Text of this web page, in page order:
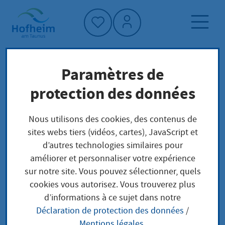
Accueil"
Page d'accueil
Trouver un service
Structure administrative
Wirtschaftsförderung
Wirtschaftsförderung
Anschrift
Paramètres de
protection des données
Nous utilisons des cookies, des contenus de
sites webs tiers (vidéos, cartes), JavaScript et
d’autres technologies similaires pour
améliorer et personnaliser votre expérience
sur notre site. Vous pouvez sélectionner, quels
cookies vous autorisez. Vous trouverez plus
d’informations à ce sujet dans notre
Déclaration de protection des données /